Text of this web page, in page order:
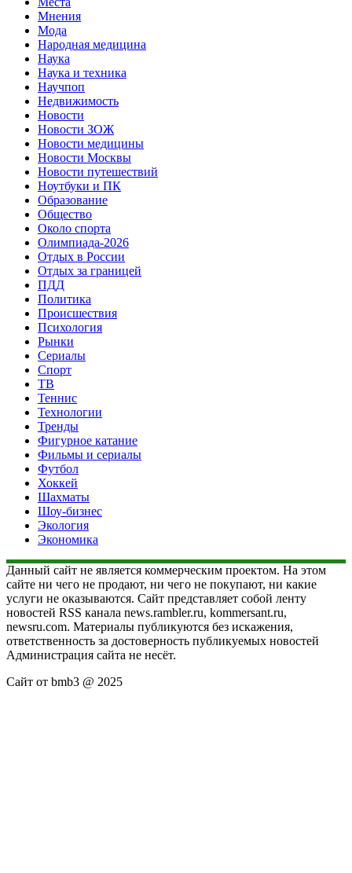
Мнения
Мода
Народная медицина
Наука
Наука и техника
Научпоп
Недвижимость
Новости
Новости ЗОЖ
Новости медицины
Новости Москвы
Новости путешествий
Ноутбуки и ПК
Образование
Общество
Около спорта
Олимпиада-2026
Отдых в России
Отдых за границей
ПДД
Политика
Происшествия
Психология
Рынки
Сериалы
Спорт
ТВ
Теннис
Технологии
Тренды
Фигурное катание
Фильмы и сериалы
Футбол
Хоккей
Шахматы
Шоу-бизнес
Экология
Экономика
Данный сайт не является коммерческим проектом. На этом
сайте ни чего не продают, ни чего не покупают, ни какие
услуги не оказываются. Сайт представляет собой ленту
новостей RSS канала news.rambler.ru, kommersant.ru,
newsru.com. Материалы публикуются без искажения,
ответственность за достоверность публикуемых новостей
Администрация сайта не несёт.
Сайт от bmb3 @ 2025